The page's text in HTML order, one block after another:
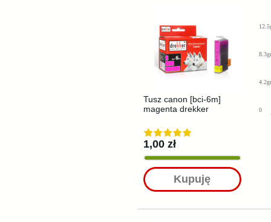
Tusz canon [bci-6m]
magenta drekker
1,00 zł
Kupuję
8.3gr
4.2gr
0